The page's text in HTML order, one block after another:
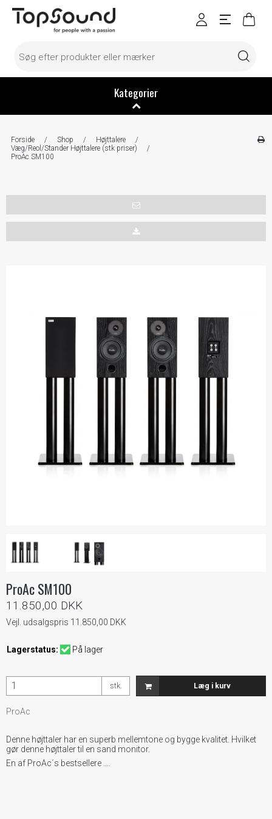
Kategorier
Forside / Shop / Højttalere
/
Væg/Reol/Stander Højttalere (stk priser)
/
ProAc SM100
ProAc SM100
11.850,00 DKK
Vejl. udsalgspris 11.850,00 DKK
Lagerstatus: På lager
stk. Læg i kurv
ProAc
Denne højttaler har en superb mellemtone og bygge kvalitet. Hvilket
gør denne højttaler til en sand monitor.
En af ProAc´s bestsellere ....